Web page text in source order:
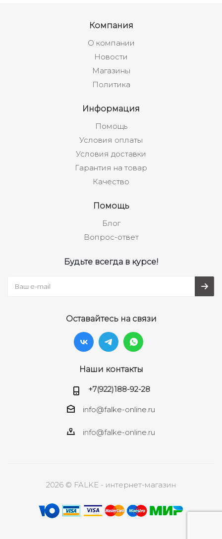
Компания
О компании
Новости
Магазины
Политика
Информация
Помощь
Условия оплаты
Условия доставки
Гарантия на товар
Качество
Помощь
Блог
Вопрос-ответ
Будьте всегда в курсе!
Оставайтесь на связи
Наши контакты
+7(922)188-92-28
info@falke-online.ru
info@falke-online.ru
2026 © FALKE - интернет-магазин